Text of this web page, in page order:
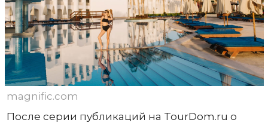
magnific.com
После серии публикаций на TourDom.ru о